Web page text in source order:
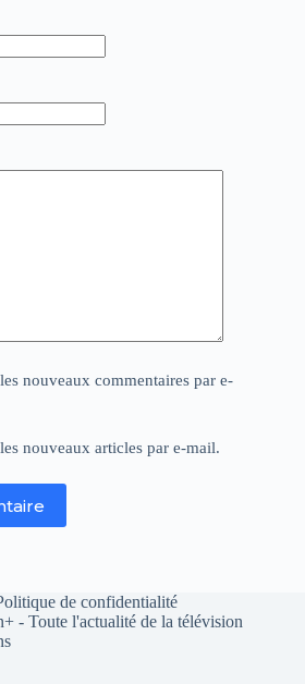
nouveaux commentaires par e-
nouveaux articles par e-mail.
de confidentialité
- Toute l'actualité de la télévision